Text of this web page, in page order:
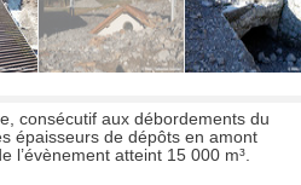
consécutif aux débordements du
épaisseurs de dépôts en amont
l’évènement atteint 15 000 m³.